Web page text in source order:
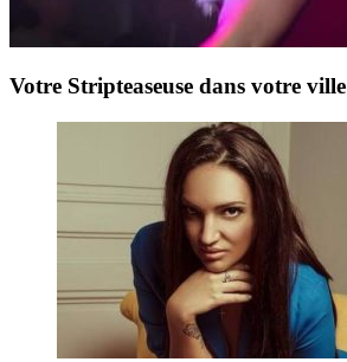
Votre Stripteaseuse dans votre ville